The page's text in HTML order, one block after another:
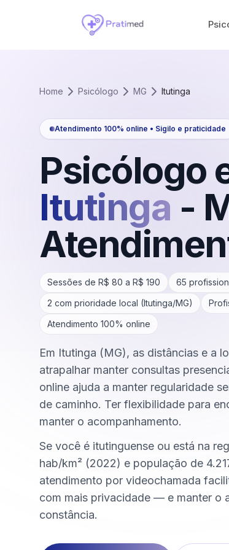
Home Psicólogo MG Itutinga
Atendimento 100% online • Sigilo e praticidade
Psicólogo
Itutinga -
Sessões de R$ 80 a R$ 190 65
2 com prioridade local (Itutinga/MG)
Atendimento 100% online
Em Itutinga (MG), as distâncias e a
atrapalhar manter consultas
online ajuda a manter regularidade
de caminho. Ter flexibilidade para
manter o acompanhamento.
Se você é itutinguense ou está na
hab/km² (2022) e população de
atendimento por videochamada
com mais privacidade — e manter o
constância.